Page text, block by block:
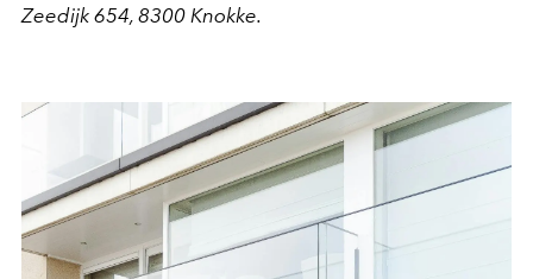
Zeedijk 654, 8300 Knokke.